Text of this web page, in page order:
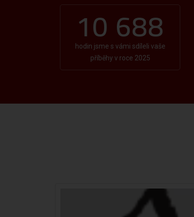
10 688
hodin jsme s vámi sdíleli vaše
příběhy v roce 2025